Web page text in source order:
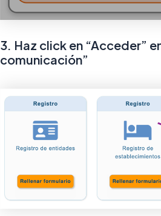
3. Haz click en “Acceder”
comunicación”